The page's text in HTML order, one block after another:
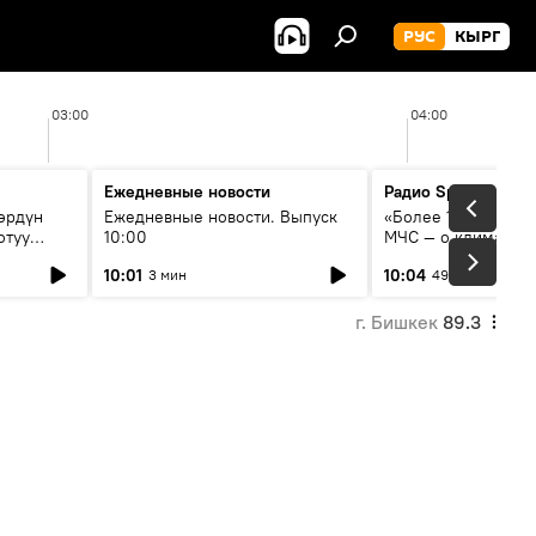
РУС КЫРГ
03:00 04:00
Ежедневные новости
Ежедневные новости. Выпуск
10:00
10:01 3 мин
Радио Sputnik
«Более 1200 сёл в
МЧС — о климате,
системе
населения
10:04 49 мин
г. Бишкек 89.3